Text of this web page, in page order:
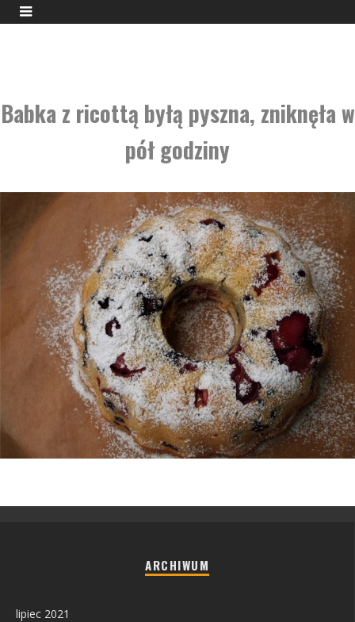
Babka z ricottą byłą pyszna, zniknęła w
pół godziny
ARCHIWUM
lipiec 2021